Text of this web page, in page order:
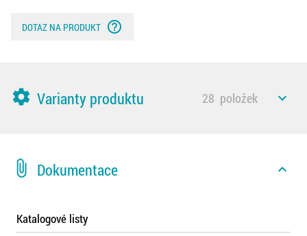
DOTAZ NA PRODUKT help_outline
settings Varianty produktu 28 položek expand_less
attach_file Dokumentace expand_less
Katalogové listy